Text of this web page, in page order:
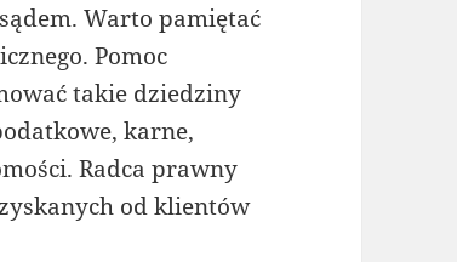
Warto pamiętać
Pomoc
takie dziedziny
karne,
Radca prawny
od klientów